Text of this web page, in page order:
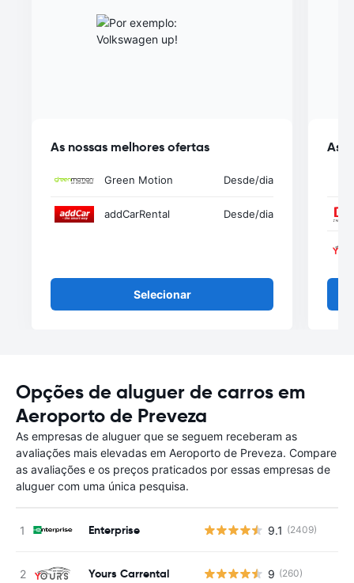
As nossas melhores ofertas
Green Motion Desde/dia
addCarRental Desde/dia
Selecionar
As
Opções de aluguer de carros em
Aeroporto de Preveza
As empresas de aluguer que se seguem receberam as
avaliações mais elevadas em Aeroporto de Preveza. Compare
as avaliações e os preços praticados por essas empresas de
aluguer com uma única pesquisa.
Enterprise 9.1 (2409)
Yours Carrental 9 (260)